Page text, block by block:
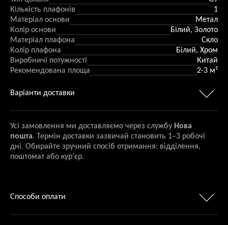
Кількість плафонів
1
Матеріал основи
Метал
Колір основи
Білий, Золото
Матеріал плафона
Скло
Колір плафона
Білий, Хром
Виробничі потужності
Китай
Рекомендована площа
2-3 м²
Варіанти доставки
Усі замовлення ми доставляємо через службу Нова
пошта. Термін доставки зазвичай становить 1–3 робочі
дні. Обирайте зручний спосіб отримання: відділення,
поштомат або кур’єр.
Способи оплати